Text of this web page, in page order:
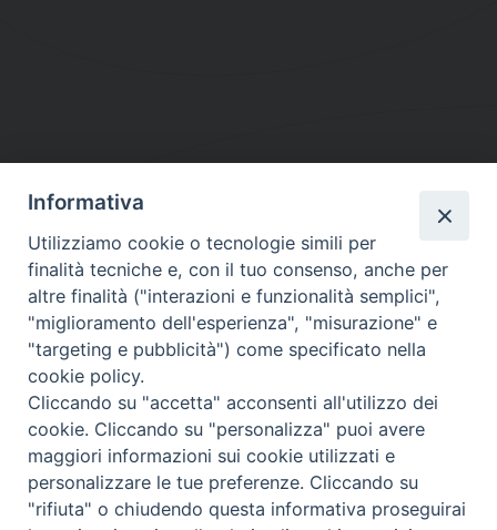
DIOCESI SUBURBICARIA DI ALBANO
Contatti:Tel.: 06.93268401 - Fax.: 06.9323844
E-mail:curia@diocesidialbano.it
Orari: dal Lunedì al Venerdì Ore: 9:00 - 13:00
Lunedì, Mercoledì e Venerdì, Ore 9:30 - 12:30
Diocesi Suburbicaria di Albano
Informativa
Utilizziamo cookie o tecnologie simili per
finalità tecniche e, con il tuo consenso, anche per
altre finalità ("interazioni e funzionalità semplici",
"miglioramento dell'esperienza", "misurazione" e
"targeting e pubblicità") come specificato nella
cookie policy.
Cliccando su "accetta" acconsenti all'utilizzo dei
cookie. Cliccando su "personalizza" puoi avere
maggiori informazioni sui cookie utilizzati e
personalizzare le tue preferenze. Cliccando su
"rifiuta" o chiudendo questa informativa proseguirai